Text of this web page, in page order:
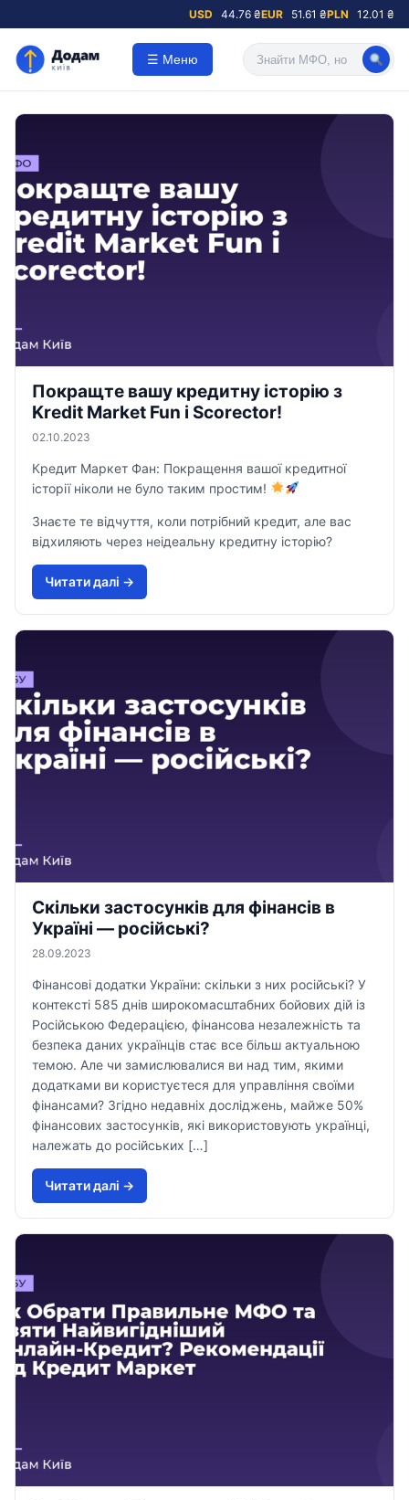
USD 44.76 ₴EUR 51.61 ₴PLN 12.01 ₴
☰ Меню
Покращте вашу кредитну історію з
Kredit Market Fun і Scorector!
02.10.2023
Кредит Маркет Фан: Покращення вашої кредитної
історії ніколи не було таким простим!
Знаєте те відчуття, коли потрібний кредит, але вас
відхиляють через неідеальну кредитну історію?
Читати далi →
Скільки застосунків для фінансів в
Україні — російські?
28.09.2023
Фінансові додатки України: скільки з них російські? У
контексті 585 днів широкомасштабних бойових дій із
Російською Федерацією, фінансова незалежність та
безпека даних українців стає все більш актуальною
темою. Але чи замислювалися ви над тим, якими
додатками ви користуєтеся для управління своїми
фінансами? Згідно недавніх досліджень, майже 50%
фінансових застосунків, які використовують українці,
належать до російських […]
Читати далi →